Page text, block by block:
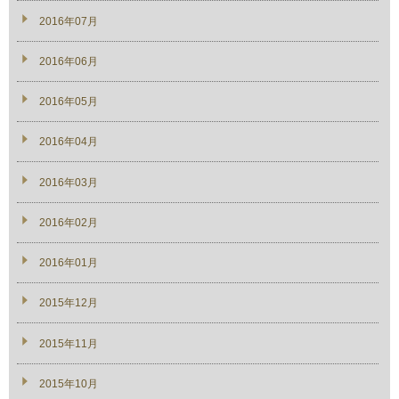
2016年07月
2016年06月
2016年05月
2016年04月
2016年03月
2016年02月
2016年01月
2015年12月
2015年11月
2015年10月